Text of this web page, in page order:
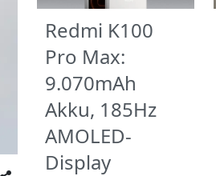
Redmi K100
Pro Max:
9.070mAh
Akku, 185Hz
AMOLED-
Display